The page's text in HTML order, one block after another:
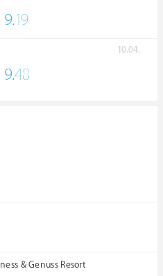
9.19
10.04.
9.48
& Genuss Resort